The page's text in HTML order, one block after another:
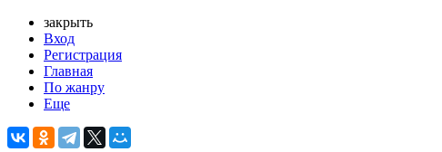
закрыть
Вход
Регистрация
Главная
По жанру
Еще